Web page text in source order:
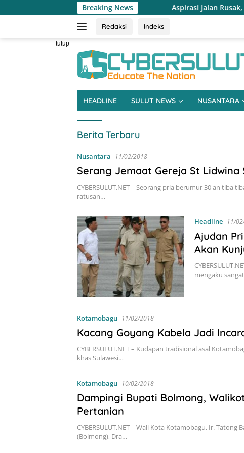
ke
Breaking News
Aspirasi Jalan Rusak, Pertanian hingga
Redaksi Indeks
tutup
HEADLINE SULUT NEWS NUSANTARA
CYBERSULUT.NET
Berita Terbaru
Nusantara 11/02/2018
Serang Jemaat Gereja St Lidwina
CYBERSULUT.NET – Seorang pria berumur 30 an tiba
ratusan…
Headline 11/
Ajudan
Akan
mengaku
Kotamobagu 11/02/2018
Kacang Goyang Kabela Jadi
CYBERSULUT.NET – Kudapan tradisional asal
khas Sulawesi…
Kotamobagu 10/02/2018
Dampingi Bupati Bolmong,
Pertanian
CYBERSULUT.NET – Wali Kota Kotamobagu, Ir.
(Bolmong), Dra…